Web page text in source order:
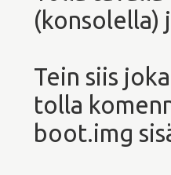
(konsolella)
Tein siis
tolla
boot.img